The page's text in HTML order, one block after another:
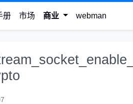
册 市场 商业 webman